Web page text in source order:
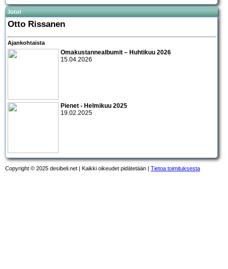
Jutut
Otto Rissanen
Ajankohtaista
Omakustannealbumit – Huhtikuu 2026
15.04.2026
Pienet - Helmikuu 2025
19.02.2025
Copyright © 2025 desibeli.net | Kaikki oikeudet pidätetään | Tietoa toimituksesta